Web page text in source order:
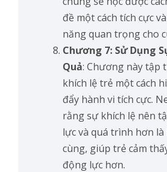
đề một cách tích cực
năng quan trọng cho
Chương 7: Sử Dụng
Quả: Chương này tập
khích lệ trẻ một cách
đẩy hành vi tích cực.
rằng sự khích lệ nên
lực và quá trình hơn là
cùng, giúp trẻ cảm
động lực hơn.